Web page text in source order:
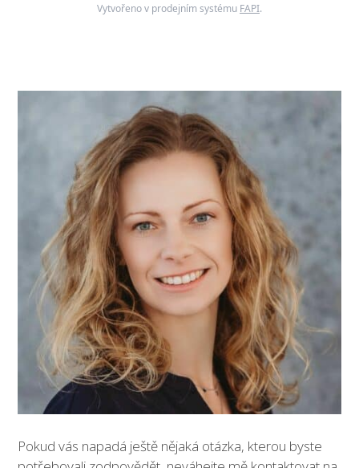
Vytvořeno v prodejním systému FAPI.
Pokud vás napadá ještě nějaká otázka, kterou byste